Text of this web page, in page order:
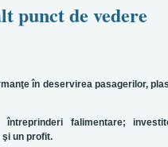
punct de vedere
în deservirea pasagerilor,
falimentare;
un profit.